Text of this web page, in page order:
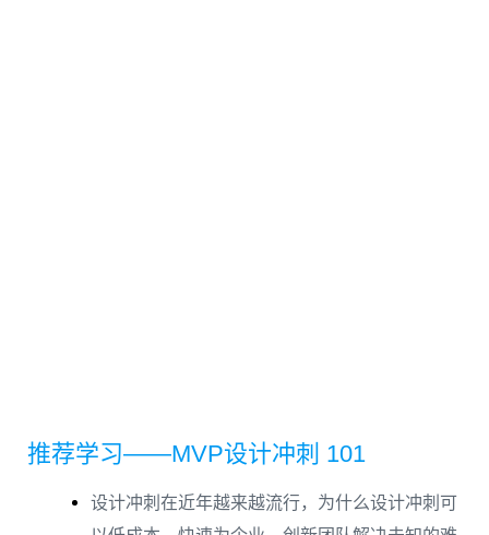
推荐学习——MVP设计冲刺 101
设计冲刺在近年越来越流行，为什么设计冲刺可